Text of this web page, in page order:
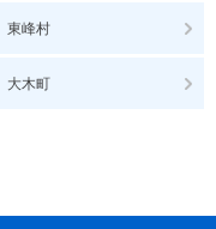
東峰村
大木町